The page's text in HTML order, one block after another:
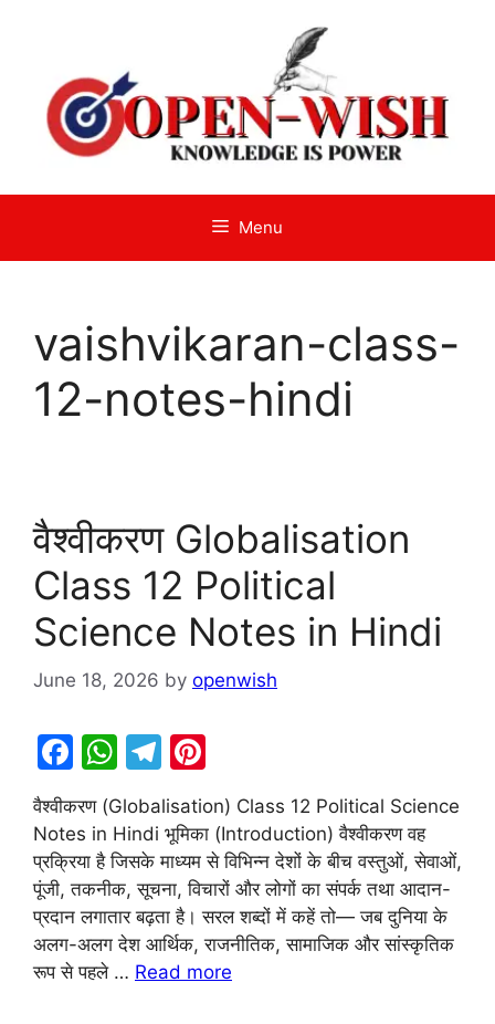
Menu
vaishvikaran-class-
12-notes-hindi
वैश्वीकरण Globalisation
Class 12 Political
Science Notes in Hindi
June 18, 2026 by openwish
F
c
e
b
o
o
W
h
at
s
A
p
p
T
el
e
gr
a
m
nt
er
e
st
वैश्वीकरण (Globalisation) Class 12 Political Science
Notes in Hindi भूमिका (Introduction) वैश्वीकरण वह
प्रक्रिया है जिसके माध्यम से विभिन्न देशों के बीच वस्तुओं, सेवाओं,
पूंजी, तकनीक, सूचना, विचारों और लोगों का संपर्क तथा आदान-
प्रदान लगातार बढ़ता है। सरल शब्दों में कहें तो— जब दुनिया के
अलग-अलग देश आर्थिक, राजनीतिक, सामाजिक और सांस्कृतिक
रूप से पहले … Read more